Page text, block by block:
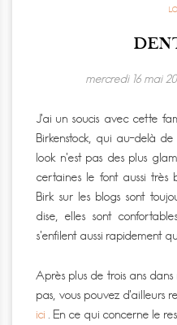
mercredi 16 mai
J’ai un soucis avec cette
Birkenstock, qui au-delà
look n’est pas des plus
certaines le font aussi très
Birk sur les blogs sont
dise, elles sont
s’enfilent aussi rapidement
Après plus de trois ans dans
pas, vous pouvez d’ailleurs
ici . En ce qui concerne le